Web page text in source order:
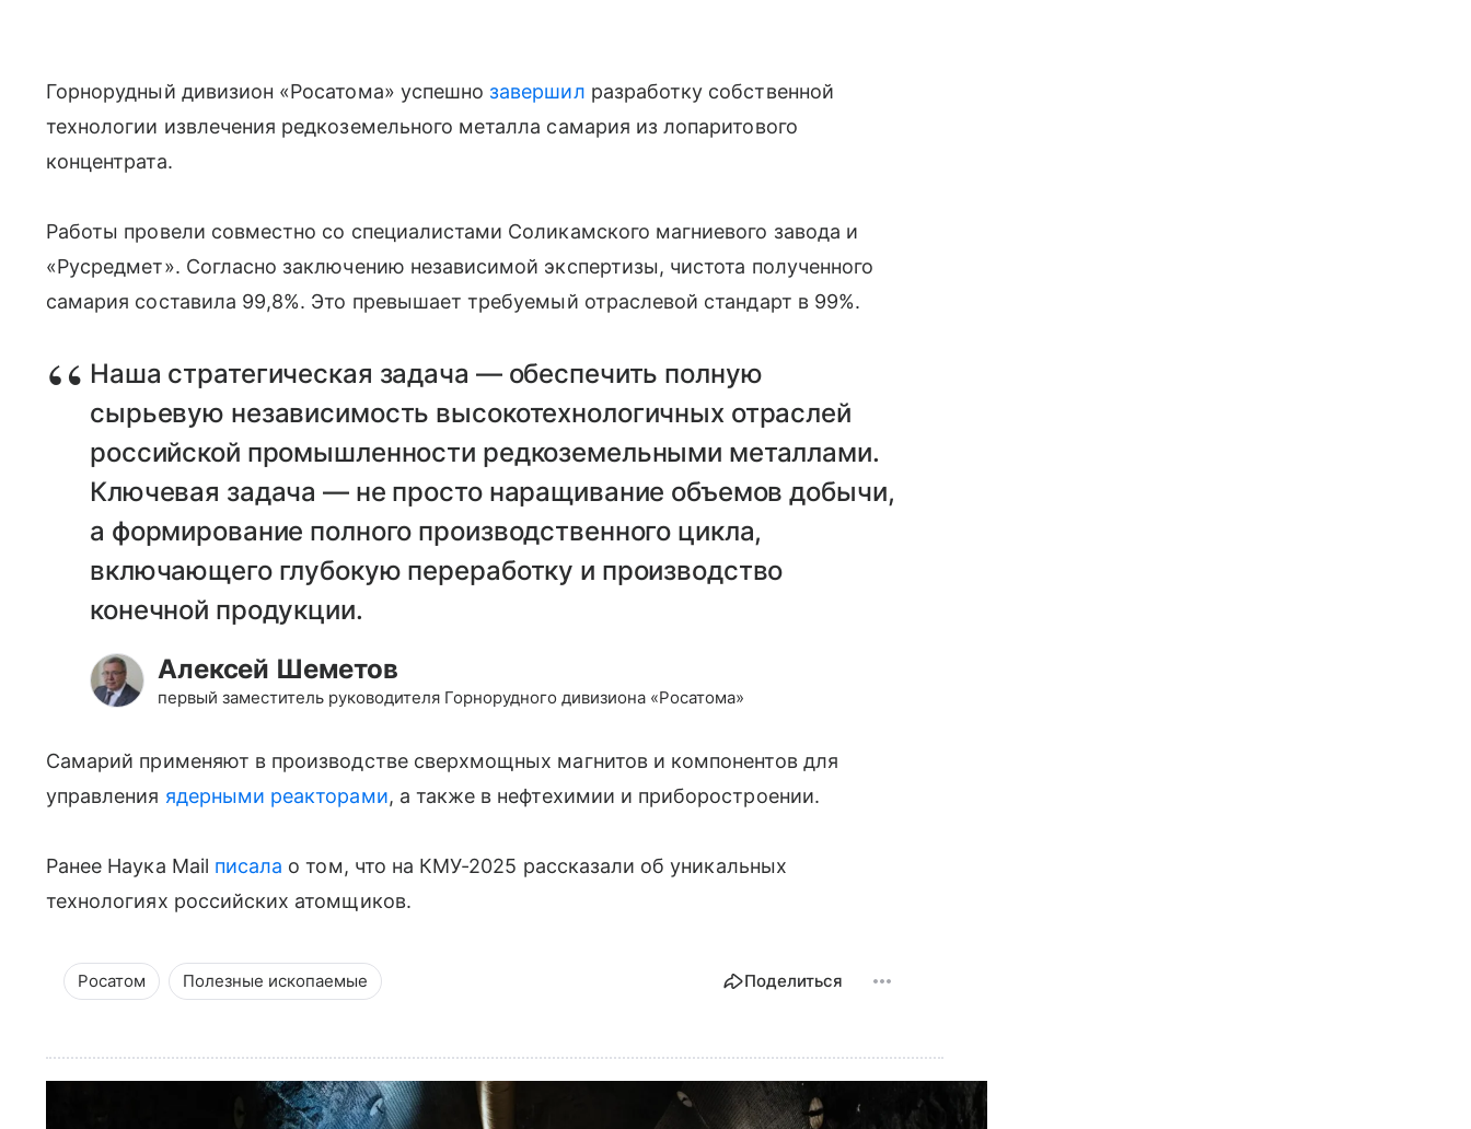
Горнорудный дивизион «Росатома» успешно завершил разработку собственной
технологии извлечения редкоземельного металла самария из лопаритового
концентрата.
Работы провели совместно со специалистами Соликамского магниевого завода и
«Русредмет». Согласно заключению независимой экспертизы, чистота полученного
самария составила 99,8%. Это превышает требуемый отраслевой стандарт в 99%.
Наша стратегическая задача — обеспечить полную
сырьевую независимость высокотехнологичных отраслей
российской промышленности редкоземельными металлами.
Ключевая задача — не просто наращивание объемов добычи,
а формирование полного производственного цикла,
включающего глубокую переработку и производство
конечной продукции.
Алексей Шеметов
первый заместитель руководителя Горнорудного дивизиона «Росатома»
Самарий применяют в производстве сверхмощных магнитов и компонентов для
управления ядерными реакторами, а также в нефтехимии и приборостроении.
Ранее Наука Mail писала о том, что на КМУ-2025 рассказали об уникальных
технологиях российских атомщиков.
Росатом Полезные ископаемые Поделиться